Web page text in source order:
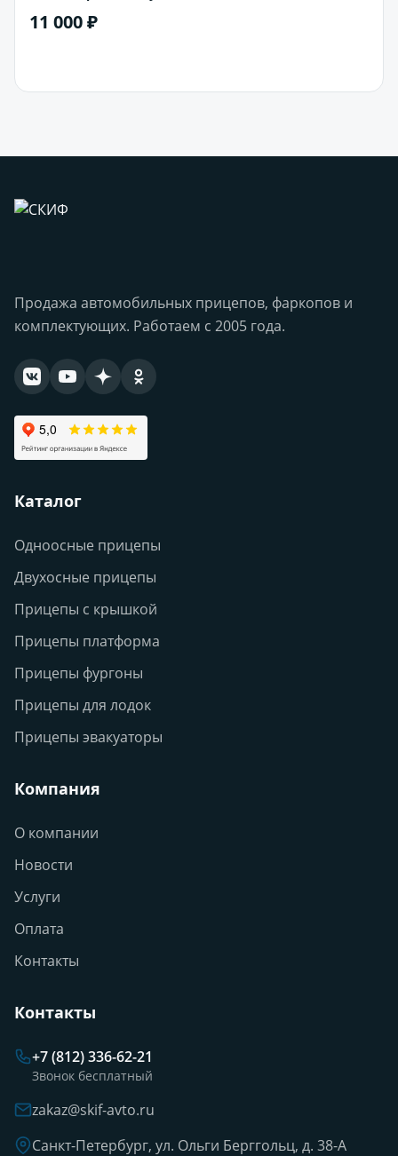
11 000 ₽
Продажа автомобильных прицепов, фаркопов и
комплектующих. Работаем с 2005 года.
Каталог
Одноосные прицепы
Двухосные прицепы
Прицепы с крышкой
Прицепы платформа
Прицепы фургоны
Прицепы для лодок
Прицепы эвакуаторы
Компания
О компании
Новости
Услуги
Оплата
Контакты
Контакты
+7 (812) 336-62-21
Звонок бесплатный
zakaz@skif-avto.ru
Санкт-Петербург, ул. Ольги Берггольц, д. 38-А